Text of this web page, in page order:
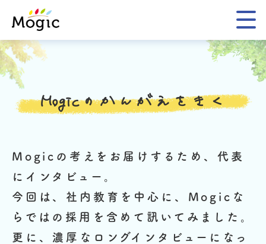
Mogic
Mogicのかんがえをきく
Mogicの考えをお届けするため、代表
にインタビュー。
今回は、社内教育を中心に、Mogicな
らではの採用を含めて訊いてみました。
更に、濃厚なロングインタビューになっ